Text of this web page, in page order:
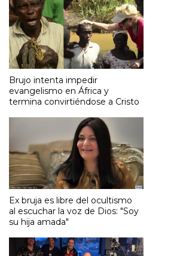
Brujo intenta impedir
evangelismo en África y
termina convirtiéndose a Cristo
Ex bruja es libre del ocultismo
al escuchar la voz de Dios: "Soy
su hija amada"